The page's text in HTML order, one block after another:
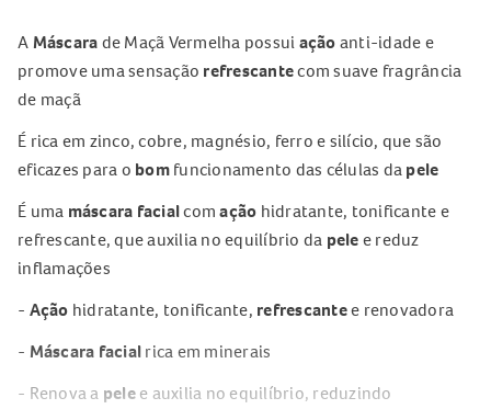
A Máscara de Maçã Vermelha possui ação anti-idade e
promove uma sensação refrescantecom suave fragrância
de maçã
É rica em zinco, cobre, magnésio, ferro e silício, que são
eficazes para o bomfuncionamento das células da pele
É uma máscara facialcomação hidratante, tonificante e
refrescante, que auxilia no equilíbrio da pele e reduz
inflamações
- Ação hidratante, tonificante, refrescantee renovadora
- Máscara facial rica em minerais
- Renova a pelee auxilia no equilíbrio, reduzindo